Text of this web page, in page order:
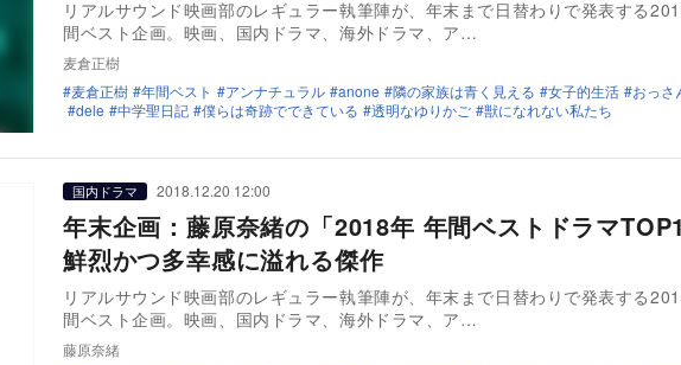
リアルサウンド映画部のレギュラー執筆陣が、年末まで日替わりで発表する
間ベスト企画。映画、国内ドラマ、海外ドラマ、ア…
麦倉正樹
麦倉正樹
年間ベスト アンナチュラル anone 隣の家族は青く見える 女子的生活
おっさ
dele
中学聖日記 僕らは奇跡でできている 透明なゆりかご 獣になれない私たち
国内ドラマ 2018.12.20 12:00
年末企画：藤原奈緒の「2018年 年間ベストドラマ
鮮烈かつ多幸感に溢れる傑作
リアルサウンド映画部のレギュラー執筆陣が、年末まで日替わりで発表する
間ベスト企画。映画、国内ドラマ、海外ドラマ、ア…
藤原奈緒